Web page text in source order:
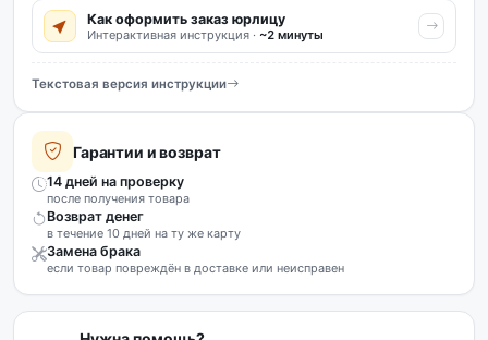
Как оформить заказ юрлицу
Интерактивная инструкция · ~2 минуты
Текстовая версия инструкции
Гарантии и возврат
14 дней на проверку
после получения товара
Возврат денег
в течение 10 дней на ту же карту
Замена брака
если товар повреждён в доставке или неисправен